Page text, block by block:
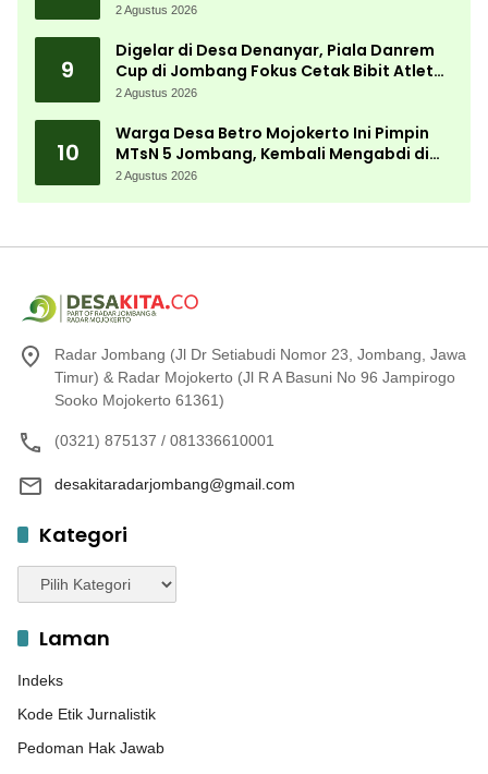
2 Agustus 2026
9
Digelar di Desa Denanyar, Piala Danrem
Cup di Jombang Fokus Cetak Bibit Atlet
Menembak Berprestasi
2 Agustus 2026
10
Warga Desa Betro Mojokerto Ini Pimpin
MTsN 5 Jombang, Kembali Mengabdi di
Almamater
2 Agustus 2026
Radar Jombang (Jl Dr Setiabudi Nomor 23, Jombang, Jawa
Timur) & Radar Mojokerto (Jl R A Basuni No 96 Jampirogo
Sooko Mojokerto 61361)
(0321) 875137 / 081336610001
desakitaradarjombang@gmail.com
Kategori
Kategori
Laman
Indeks
Kode Etik Jurnalistik
Pedoman Hak Jawab